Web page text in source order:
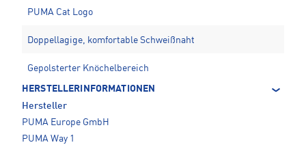
PUMA Cat Logo
Doppellagige, komfortable Schweißnaht
Gepolsterter Knöchelbereich
HERSTELLERINFORMATIONEN
Hersteller
PUMA Europe GmbH
PUMA Way 1